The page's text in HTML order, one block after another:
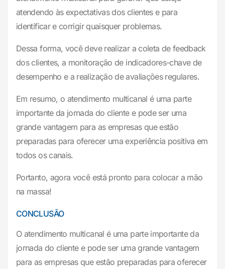
atendendo às expectativas dos clientes e para
identificar e corrigir quaisquer problemas.
Dessa forma, você deve realizar a coleta de feedback
dos clientes, a monitoração de indicadores-chave de
desempenho e a realização de avaliações regulares.
Em resumo, o atendimento multicanal é uma parte
importante da jornada do cliente e pode ser uma
grande vantagem para as empresas que estão
preparadas para oferecer uma experiência positiva em
todos os canais.
Portanto, agora você está pronto para colocar a mão
na massa!
CONCLUSÃO
O atendimento multicanal é uma parte importante da
jornada do cliente e pode ser uma grande vantagem
para as empresas que estão preparadas para oferecer